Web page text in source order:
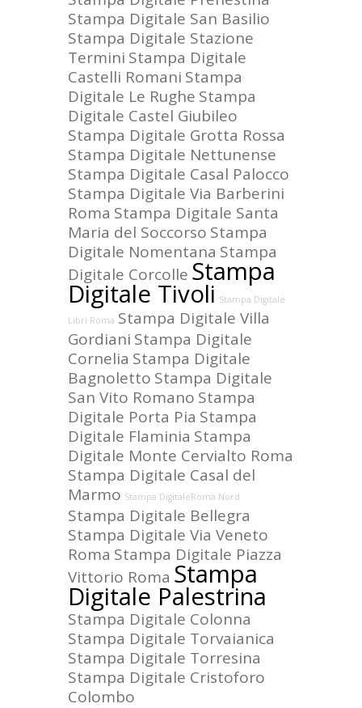
Stampa Digitale San Basilio
Stampa Digitale Stazione
Termini Stampa Digitale
Castelli Romani Stampa
Digitale Le Rughe Stampa
Digitale Castel Giubileo
Stampa Digitale Grotta Rossa
Stampa Digitale Nettunense
Stampa Digitale Casal Palocco
Stampa Digitale Via Barberini
Roma Stampa Digitale Santa
Maria del Soccorso Stampa
Digitale Nomentana Stampa
Digitale Corcolle Stampa
Digitale Tivoli Stampa Digitale
Libri Roma Stampa Digitale Villa
Gordiani Stampa Digitale
Cornelia Stampa Digitale
Bagnoletto Stampa Digitale
San Vito Romano Stampa
Digitale Porta Pia Stampa
Digitale Flaminia Stampa
Digitale Monte Cervialto Roma
Stampa Digitale Casal del
Marmo Stampa DigitaleRoma Nord
Stampa Digitale Bellegra
Stampa Digitale Via Veneto
Roma Stampa Digitale Piazza
Vittorio Roma Stampa
Digitale Palestrina
Stampa Digitale Colonna
Stampa Digitale Torvaianica
Stampa Digitale Torresina
Stampa Digitale Cristoforo
Colombo